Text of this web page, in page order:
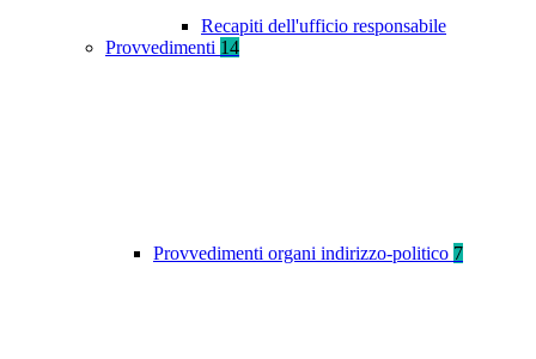
Recapiti dell'ufficio responsabile
Provvedimenti 14
Provvedimenti organi indirizzo-politico 7